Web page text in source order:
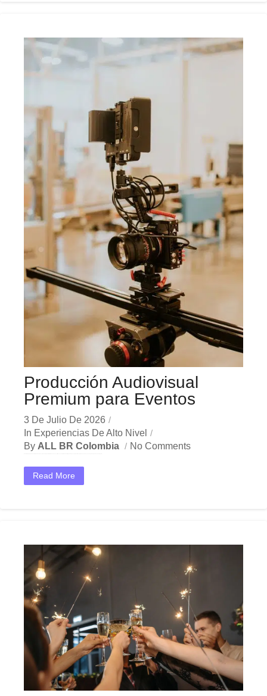
Producción Audiovisual
Premium para Eventos
3 De Julio De 2026
In Experiencias De Alto Nivel
By ALL BR Colombia No Comments
Read More